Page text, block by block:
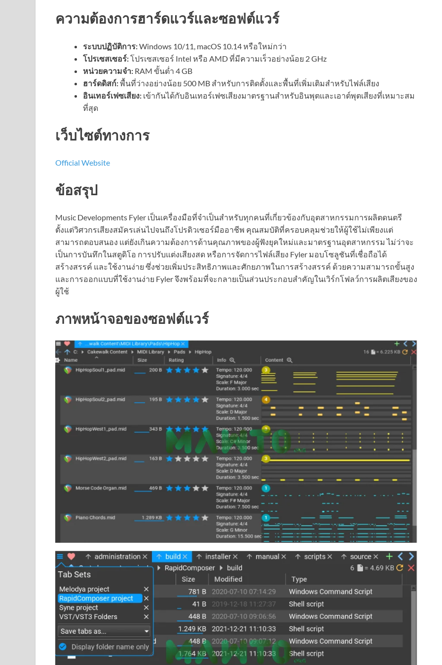
ความต้องการฮาร์ดแวร์และซอฟต์แวร์
ระบบปฏิบัติการ:Windows 10/11, macOS 10.14 หรือใหม่กว่า
โปรเซสเซอร์:โปรเซสเซอร์ Intel หรือ AMD ที่มีความเร็วอย่างน้อย 2 GHz
หน่วยความจำ: RAM ขั้นต่ำ 4 GB
ฮาร์ดดิสก์:พื้นที่ว่างอย่างน้อย 500 MB สำหรับการติดตั้งและพื้นที่เพิ่มเติมสำหรับไฟล์เสียง
อินเทอร์เฟซเสียง: เข้ากันได้กับอินเทอร์เฟซเสียงมาตรฐานสำหรับอินพุตและเอาต์พุตเสียงที่เหมาะสม
ที่สุด
เว็บไซต์ทางการ
Official Website
ข้อสรุป
Music Developments Fyler เป็นเครื่องมือที่จำเป็นสำหรับทุกคนที่เกี่ยวข้องกับอุตสาหกรรมการผลิตดนตรี
ตั้งแต่วิศวกรเสียงสมัครเล่นไปจนถึงโปรดิวเซอร์มืออาชีพ คุณสมบัติที่ครอบคลุมช่วยให้ผู้ใช้ไม่เพียงแต่
สามารถตอบสนอง แต่ยังเกินความต้องการด้านคุณภาพของผู้ฟังยุคใหม่และมาตรฐานอุตสาหกรรม ไม่ว่าจะ
เป็นการบันทึกในสตูดิโอ การปรับแต่งเสียงสด หรือการจัดการไฟล์เสียง Fyler มอบโซลูชันที่เชื่อถือได้
สร้างสรรค์ และใช้งานง่าย ซึ่งช่วยเพิ่มประสิทธิภาพและศักยภาพในการสร้างสรรค์ ด้วยความสามารถขั้นสูง
และการออกแบบที่ใช้งานง่าย Fyler จึงพร้อมที่จะกลายเป็นส่วนประกอบสำคัญในเวิร์กโฟลว์การผลิตเสียงของ
ผู้ใช้
ภาพหน้าจอของซอฟต์แวร์